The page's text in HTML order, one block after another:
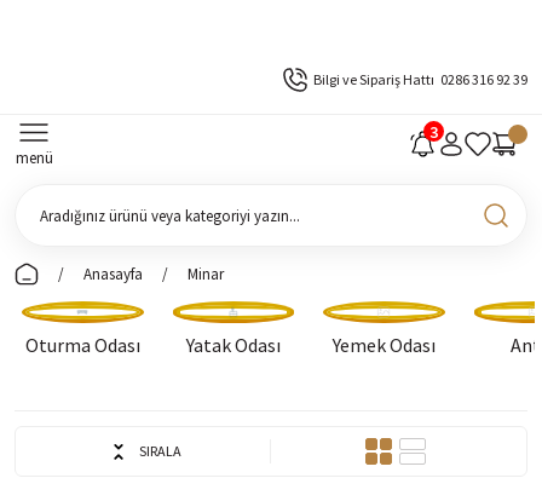
Bilgi ve Sipariş Hattı 0286 316 92 39
menü
Anasayfa Minar
Oturma Odası Yatak Odası Yemek Odası
SIRALA